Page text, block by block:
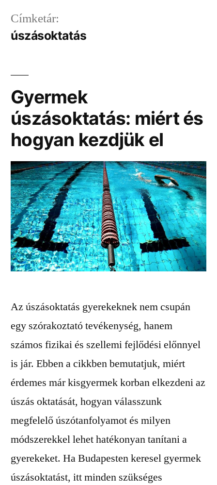
Címketár:
úszásoktatás
Gyermek
úszásoktatás: miért és
hogyan kezdjük el
Az úszásoktatás gyerekeknek nem csupán
egy szórakoztató tevékenység, hanem
számos fizikai és szellemi fejlődési előnnyel
is jár. Ebben a cikkben bemutatjuk, miért
érdemes már kisgyermek korban elkezdeni az
úszás oktatását, hogyan válasszunk
megfelelő úszótanfolyamot és milyen
módszerekkel lehet hatékonyan tanítani a
gyerekeket. Ha Budapesten keresel gyermek
úszásoktatást, itt minden szükséges